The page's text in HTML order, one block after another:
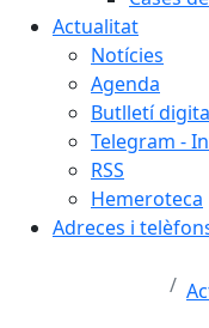
Actualitat
Notícies
Agenda
Butlletí
Telegram -
RSS
Hemeroteca
Adreces i